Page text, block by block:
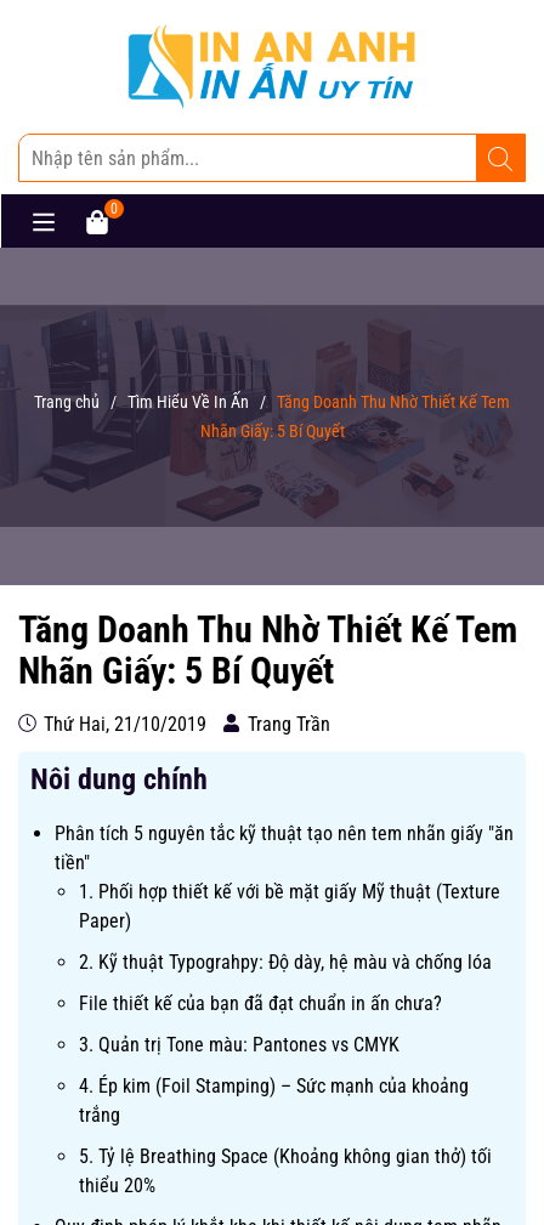
0
Trang chủ / Tìm Hiểu Về In Ấn / Tăng Doanh Thu Nhờ Thiết Kế Tem
Nhãn Giấy: 5 Bí Quyết
Tăng Doanh Thu Nhờ Thiết Kế Tem
Nhãn Giấy: 5 Bí Quyết
Thứ Hai, 21/10/2019 Trang Trần
Nôi dung chính
Phân tích 5 nguyên tắc kỹ thuật tạo nên tem nhãn giấy "ăn
tiền"
1. Phối hợp thiết kế với bề mặt giấy Mỹ thuật (Texture
Paper)
2. Kỹ thuật Typograhpy: Độ dày, hệ màu và chống lóa
File thiết kế của bạn đã đạt chuẩn in ấn chưa?
3. Quản trị Tone màu: Pantones vs CMYK
4. Ép kim (Foil Stamping) – Sức mạnh của khoảng
trắng
5. Tỷ lệ Breathing Space (Khoảng không gian thở) tối
thiểu 20%